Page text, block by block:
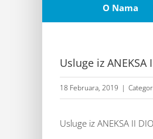
O Nama
Usluge iz
18 Februara, 2019 |
Usluge iz ANEKSA II